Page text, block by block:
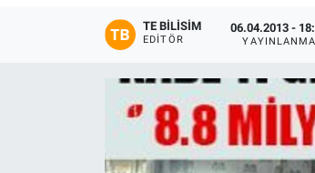
TE BILISIM
EDITÖR
06.04.2013 -
YAYINLANMA
Haber Arşivi